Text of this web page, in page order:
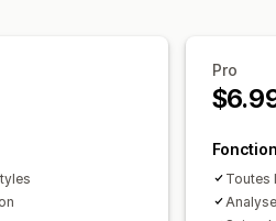
Pro
Toutes